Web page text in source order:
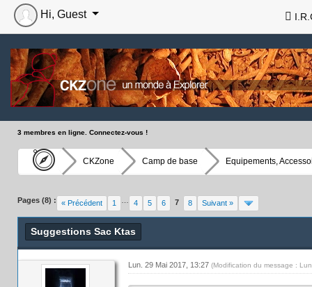
Hi, Guest
3 membres en ligne. Connectez-vous !
CKZone Camp de base Equipements,
Pages (8) : « Précédent 1 4 5 6 7 8 Suivant »
Suggestions Sac Ktas
Lun. 29 Mai 2017, 13:27 (Modification du message :